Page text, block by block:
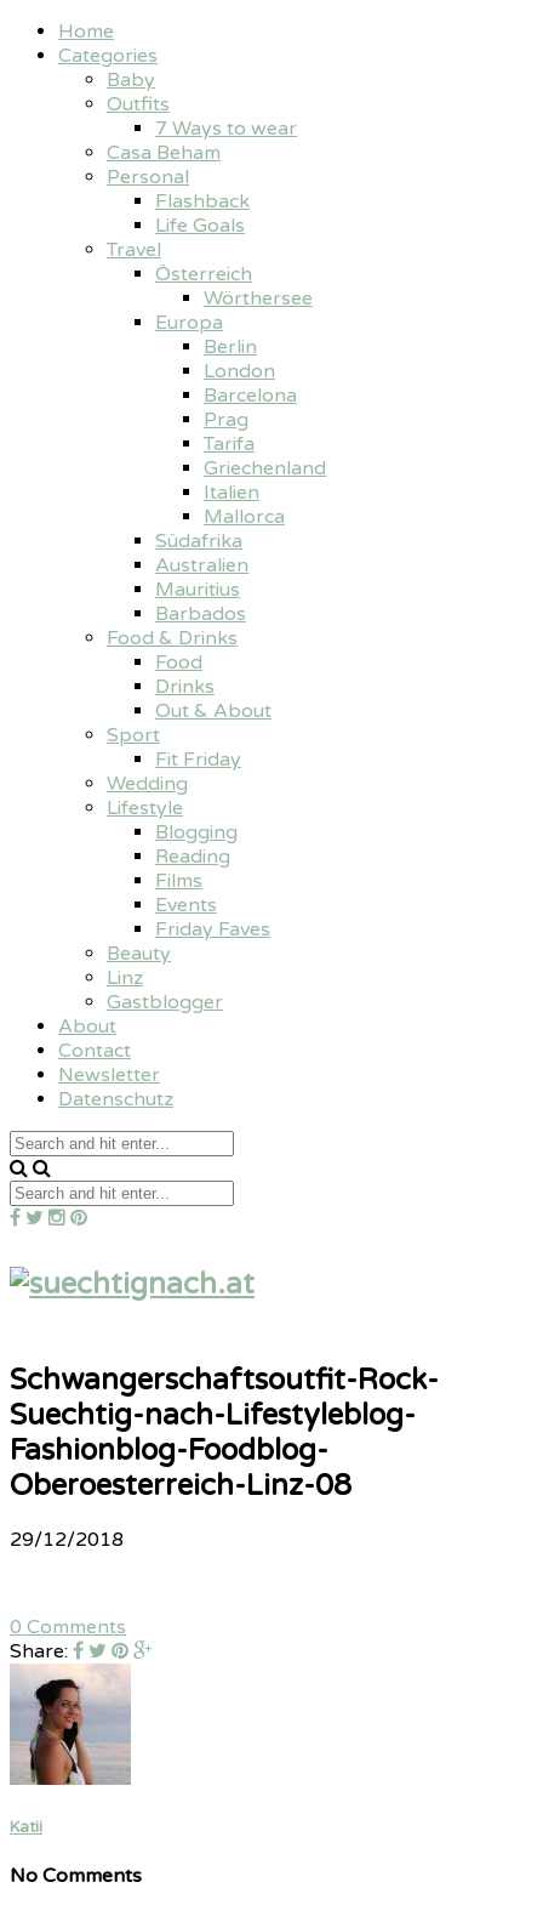
Home
Categories
Baby
Outfits
7 Ways to wear
Casa Beham
Personal
Flashback
Life Goals
Travel
Österreich
Wörthersee
Europa
Berlin
London
Barcelona
Prag
Tarifa
Griechenland
Italien
Mallorca
Südafrika
Australien
Mauritius
Barbados
Food & Drinks
Food
Drinks
Out & About
Sport
Fit Friday
Wedding
Lifestyle
Blogging
Reading
Films
Events
Friday Faves
Beauty
Linz
Gastblogger
About
Contact
Newsletter
Datenschutz
Schwangerschaftsoutfit-Rock-
Suechtig-nach-Lifestyleblog-
Fashionblog-Foodblog-
Oberoesterreich-Linz-08
29/12/2018
0 Comments
Share:
Katii
No Comments